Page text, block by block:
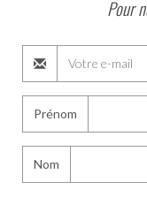
Pour
Prénom
Nom